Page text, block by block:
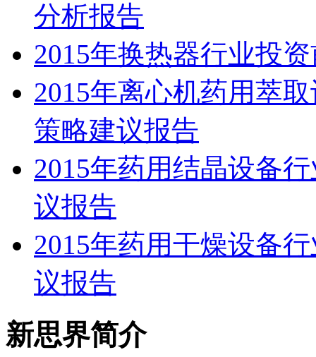
分析报告
2015年换热器行业投
2015年离心机药用萃
策略建议报告
2015年药用结晶设备
议报告
2015年药用干燥设备
议报告
新思界简介